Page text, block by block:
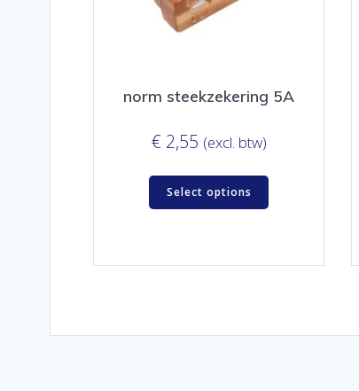
norm steekzekering 5A
€ 2,55 (excl. btw)
Select options